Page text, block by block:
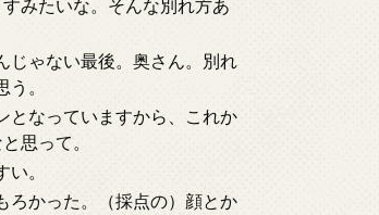
みたいな。そんな別れ方あ
じゃない最後。奥さん。別れ
。
となっていますから、これか
思って。
。
ろかった。（採点の）顔とか